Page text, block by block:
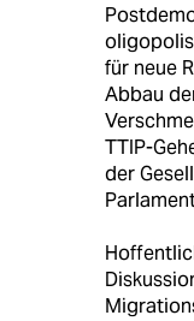
für neue
Abbau
TTIP-
der